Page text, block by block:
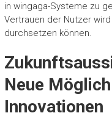
in wingaga-Systeme zu
Vertrauen der Nutzer
durchsetzen können.
Neue
Innovationen